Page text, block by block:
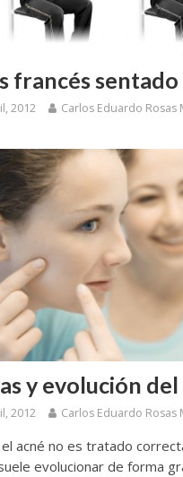
francés sentado
2012 Carlos Eduardo Rosas
y evolución
2012 Carlos Eduardo Rosas
el acné no es tratado
evolucionar de forma